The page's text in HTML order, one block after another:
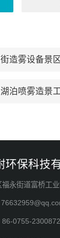
造雾设备景区
泊喷雾造景
环保科技
永街道富桥工
86-0755-